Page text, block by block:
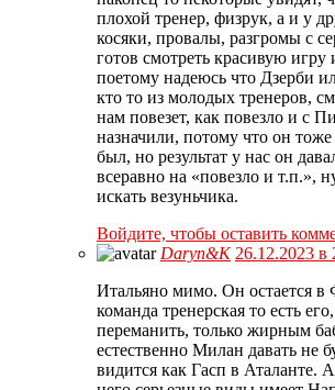
плохой тренер, физрук, а и у
косяки, провалы, разгромы с
готов смотреть красивую игру
поетому надеюсь что Дзерби
кто то из молодых тренеров,
нам повезет, как повезло и с
назначили, потому что он
был, но результат у нас он
всеравно на «повезло и т.п.»,
искать везуньчика.
Войдите, чтобы оставить
Daryn&K 26.12.2023 в
Итальяно мимо. Он остается
команда тренерская то есть
переманить, только жирным
естественно Милан давать не
видится как Гасп в Аталанте.